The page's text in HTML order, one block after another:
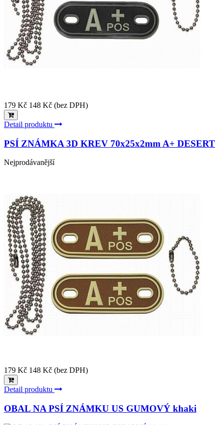
179 Kč 148 Kč (bez DPH)
Detail produktu
PSÍ ZNÁMKA 3D KREV 70x25x2mm A+ DESERT
Nejprodávanější
179 Kč 148 Kč (bez DPH)
Detail produktu
OBAL NA PSÍ ZNÁMKU US GUMOVÝ khaki